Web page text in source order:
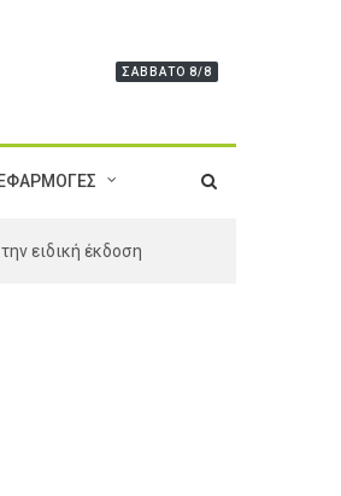
ΣΆΒΒΑΤΟ 8/8
ΕΦΑΡΜΟΓΕΣ
την ειδική έκδοση